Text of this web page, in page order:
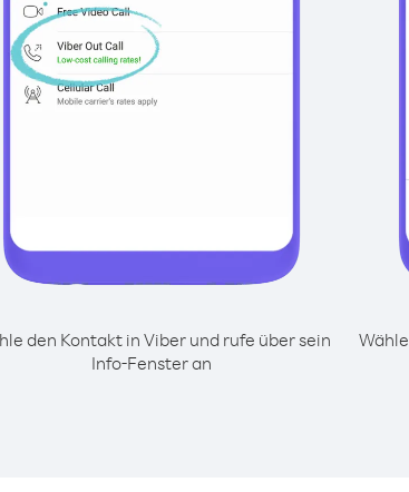
den Kontakt in Viber und rufe über sein
Info-Fenster an